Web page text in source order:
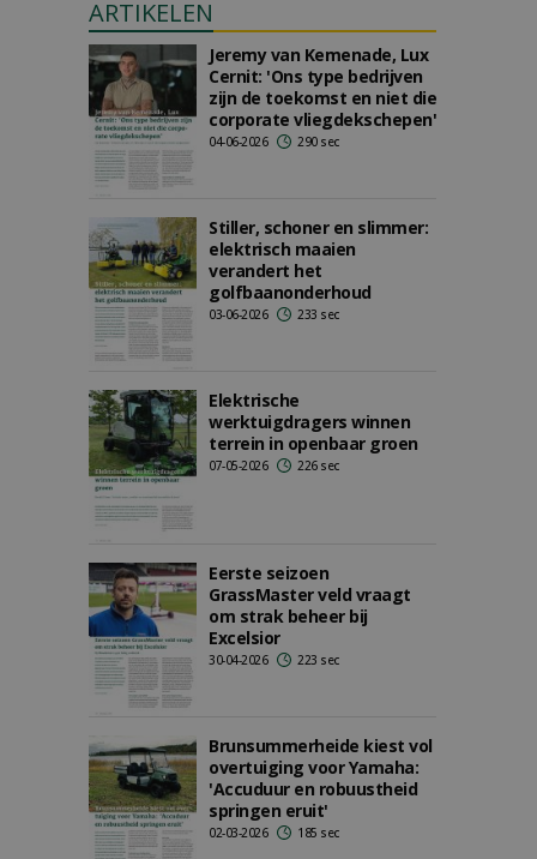
ARTIKELEN
Jeremy van Kemenade, Lux
Cernit: 'Ons type bedrijven
zijn de toekomst en niet die
corporate vliegdekschepen'
04-06-2026 290 sec
Stiller, schoner en slimmer:
elektrisch maaien
verandert het
golfbaanonderhoud
03-06-2026 233 sec
Elektrische
werktuigdragers winnen
terrein in openbaar groen
07-05-2026 226 sec
Eerste seizoen
GrassMaster veld vraagt
om strak beheer bij
Excelsior
30-04-2026 223 sec
Brunsummerheide kiest vol
overtuiging voor Yamaha:
'Accuduur en robuustheid
springen eruit'
02-03-2026 185 sec